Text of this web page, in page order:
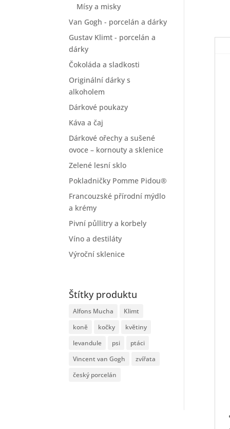
Mísy a misky
Van Gogh - porcelán a dárky
Gustav Klimt - porcelán a
dárky
Čokoláda a sladkosti
Originální dárky s
alkoholem
Dárkové poukazy
Káva a čaj
Dárkové ořechy a sušené
ovoce – kornouty a sklenice
Zelené lesní sklo
Pokladničky Pomme Pidou®
Francouzské přírodní mýdlo
a krémy
Pivní půllitry a korbely
Víno a destiláty
Výroční sklenice
Štítky produktu
Alfons Mucha
Klimt
koně
kočky
květiny
levandule
psi
ptáci
Vincent van Gogh
zvířata
český porcelán